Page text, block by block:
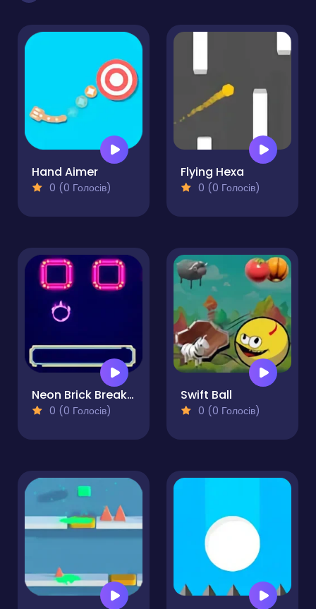
Hand Aimer
0 (0 Голосів)
Flying Hexa
0 (0 Голосів)
Neon Brick Breaker
0 (0 Голосів)
Swift Ball
0 (0 Голосів)